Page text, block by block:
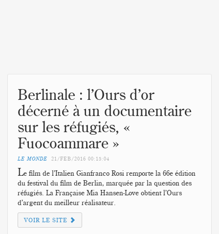
Berlinale : l’Ours d’or
décerné à un documentaire
sur les réfugiés, «
Fuocoammare »
LE MONDE 21/FEB/2016 00:15:04
Le film de l’Italien Gianfranco Rosi remporte la 66e édition
du festival du film de Berlin, marquée par la question des
réfugiés. La Française Mia Hansen-Love obtient l’Ours
d’argent du meilleur réalisateur.
VOIR LE SITE